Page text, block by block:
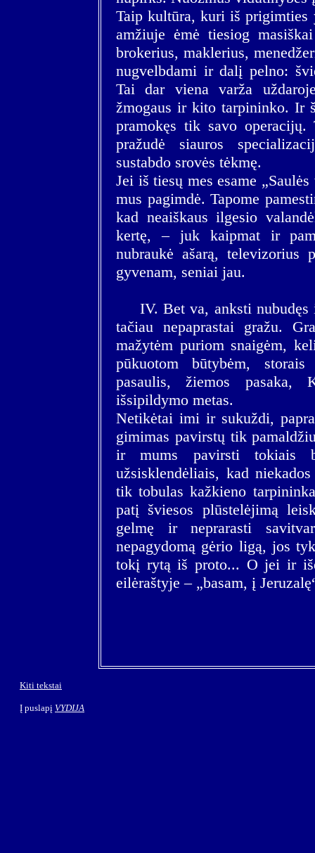
Taip kultūra, kuri iš
amžiuje ėmė tiesiog
brokerius, maklerius,
nugvelbdami ir dalį pelno:
Tai dar viena varža
žmogaus ir kito tarpininko. Ir
pramokęs tik savo operacijų.
pražudė siauros
sustabdo srovės tėkmę.
Jei iš tiesų mes esame
mus pagimdė. Tapome
kad neaiškaus ilgesio
kertę, – juk kaipmat ir
nubraukė ašarą, televizorius
gyvenam, seniai jau.
IV. Bet va, anksti
tačiau nepaprastai gražu.
mažytėm puriom snaigėm,
pūkuotom būtybėm,
pasaulis, žiemos pasaka,
išsipildymo metas.
Netikėtai imi ir sukuždi,
gimimas pavirstų tik
ir mums pavirsti tokiais
užsisklendėliais, kad
tik tobulas kažkieno
patį šviesos plūstelėjimą
gelmę ir neprarasti
nepagydomą gėrio ligą, jos
tokį rytą iš proto... O jei ir
eilėraštyje – „basam, į
Kiti tekstai
Į puslapį VYDIJA